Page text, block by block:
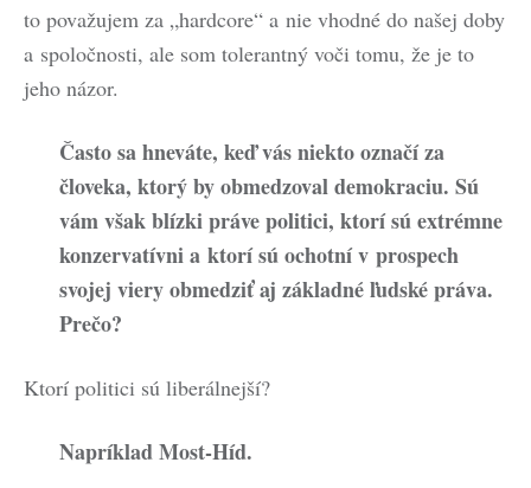
to považujem za „hardcore“ a nie vhodné do našej doby
a spoločnosti, ale som tolerantný voči tomu, že je to
jeho názor.
Často sa hneváte, keď vás niekto označí za
človeka, ktorý by obmedzoval demokraciu. Sú
vám však blízki práve politici, ktorí sú extrémne
konzervatívni a ktorí sú ochotní v prospech
svojej viery obmedziť aj základné ľudské práva.
Prečo?
Ktorí politici sú liberálnejší?
Napríklad Most-Híd.